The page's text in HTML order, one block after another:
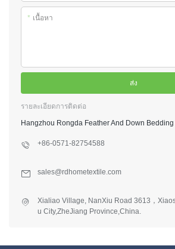
* เนื้อหา
ส่ง
รายละเอียดการติดต่อ
Hangzhou Rongda Feather And Down Bedding
+86-0571-82754588
sales@rdhometextile.com
Xialiao Village, NanXiu Road 3613，
u City,ZheJiang Province,China.